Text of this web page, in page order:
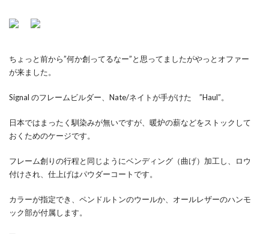
ちょっと前から”何か創ってるなー”と思ってましたがやっとオファー
が来ました。
Signal のフレームビルダー、Nate/ネイトが手がけた ”Haul”。
日本ではまったく馴染みが無いですが、暖炉の薪などをストックして
おくためのケージです。
フレーム創りの行程と同じようにベンディング（曲げ）加工し、ロウ
付けされ、仕上げはパウダーコートです。
カラーが指定でき、ペンドルトンのウールか、オールレザーのハンモ
ック部が付属します。